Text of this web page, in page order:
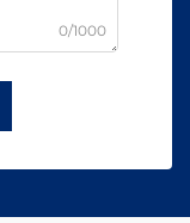
0/1000